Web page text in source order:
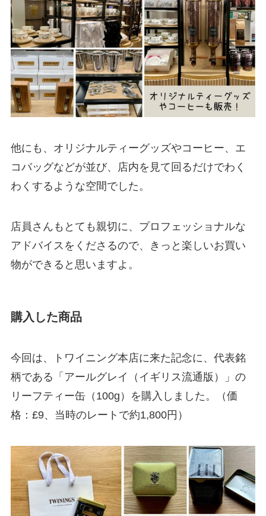
他にも、オリジナルティーグッズやコーヒー、エ
コバッグなどが並び、店内を見て回るだけでわく
わくするような空間でした。
店員さんもとても親切に、プロフェッショナルな
アドバイスをくださるので、きっと楽しいお買い
物ができると思いますよ。
購入した商品
今回は、トワイニング本店に来た記念に、代表銘
柄である「アールグレイ（イギリス流通版）」の
リーフティー缶（100g）を購入しました。（価
格：£9、当時のレートで約1,800円）